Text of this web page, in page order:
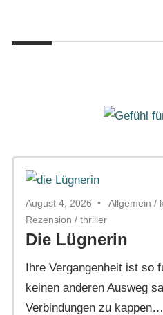
springen
Gefühl
für
August 4, 2026 Allgemein /
Rezension / thriller
Die Lügnerin
Ihre Vergangenheit ist so
keinen anderen Ausweg
Verbindungen zu